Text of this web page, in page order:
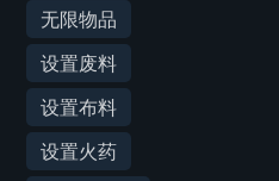
无限物品
设置废料
设置布料
设置火药